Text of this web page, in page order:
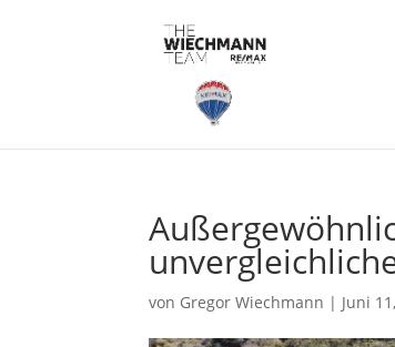
von Gregor Wiechmann | Juni